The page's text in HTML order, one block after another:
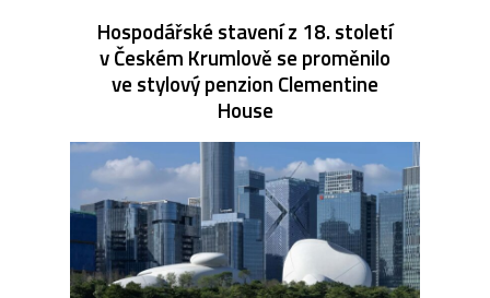
Hospodářské stavení z 18. století
v Českém Krumlově se proměnilo
ve stylový penzion Clementine
House